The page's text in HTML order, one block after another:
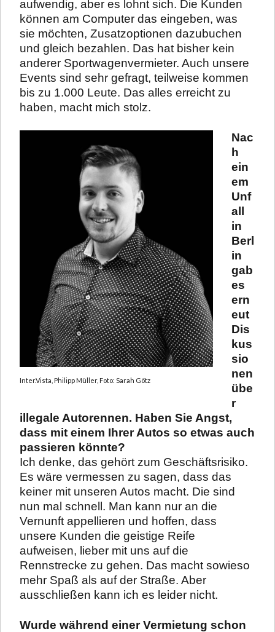
aufwendig, aber es lohnt sich. Die Kunden
können am Computer das eingeben, was
sie möchten, Zusatzoptionen dazubuchen
und gleich bezahlen. Das hat bisher kein
anderer Sportwagenvermieter. Auch unsere
Events sind sehr gefragt, teilweise kommen
bis zu 1.000 Leute. Das alles erreicht zu
haben, macht mich stolz.
Inter.Vista, Philipp Müller, Foto: Sarah Götz
Nac
h
ein
em
Unf
all
in
Berl
in
gab
es
ern
eut
Dis
kus
sio
nen
übe
r
illegale Autorennen. Haben Sie Angst,
dass mit einem Ihrer Autos so etwas auch
passieren könnte?
Ich denke, das gehört zum Geschäftsrisiko.
Es wäre vermessen zu sagen, dass das
keiner mit unseren Autos macht. Die sind
nun mal schnell. Man kann nur an die
Vernunft appellieren und hoffen, dass
unsere Kunden die geistige Reife
aufweisen, lieber mit uns auf die
Rennstrecke zu gehen. Das macht sowieso
mehr Spaß als auf der Straße. Aber
ausschließen kann ich es leider nicht.
Wurde während einer Vermietung schon